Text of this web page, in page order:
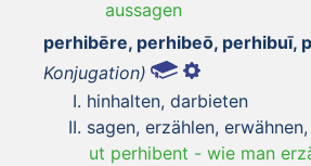
aussagen
perhibēre, perhibeō, perhibuī,
Konjugation)
hinhalten, darbieten
sagen, erzählen,
ut perhibent - wie man